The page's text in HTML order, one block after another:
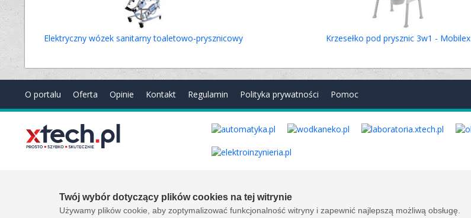
Twój wybór dotyczący plików cookies na tej witrynie
Używamy plików cookie, aby zoptymalizować funkcjonalność witryny i zapewnić najlepszą możliwą obsługę.
Elektryczny wózek sanitarny toaletowo-prysznicowy Krzesełko pod prysznic 3w1 - Mobilex
O portalu Oferta Opinie Kontakt Regulamin Polityka prywatności Pomoc
Created by:it.xtech.pl - Software House dla MŚP